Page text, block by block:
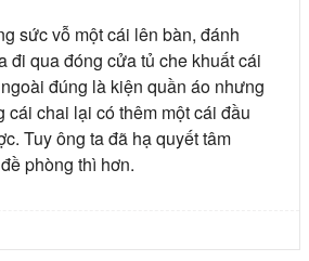
sức vỗ một cái lên bàn, đánh
đi qua đóng cửa tủ che khuất cái
đúng là kiện quần áo nhưng
chai lại có thêm một cái đầu
Tuy ông ta đã hạ quyết tâm
phòng thì hơn.